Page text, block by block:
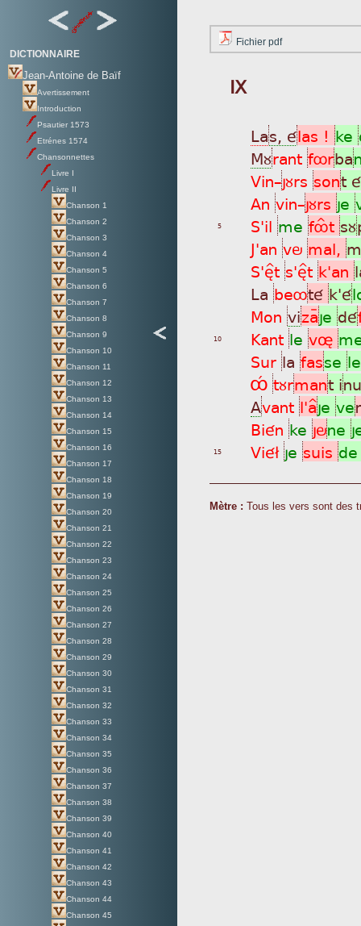
DICTIONNAIRE
Jean-Antoine de Baïf
Avertissement
Introduction
Psautier 1573
Etrénes 1574
Chansonnettes
Livre I
Livre II
Chanson 1
Chanson 2
Chanson 3
Chanson 4
Chanson 5
Chanson 6
Chanson 7
Chanson 8
Chanson 9
Chanson 10
Chanson 11
Chanson 12
Chanson 13
Chanson 14
Chanson 15
Chanson 16
Chanson 17
Chanson 18
Chanson 19
Chanson 20
Chanson 21
Chanson 22
Chanson 23
Chanson 24
Chanson 25
Chanson 26
Chanson 27
Chanson 28
Chanson 29
Chanson 30
Chanson 31
Chanson 32
Chanson 33
Chanson 34
Chanson 35
Chanson 36
Chanson 37
Chanson 38
Chanson 39
Chanson 40
Chanson 41
Chanson 42
Chanson 43
Chanson 44
Chanson 45
Fichier pdf
IX
Las, élas ! ke
Mùrant fôrba
Vin_jùrs sont é
An vin_jùrs je
5 S'il me fôÎt sù
J'an vö mal,
S'è^t s'è^t k'an
La beôté k'é
Mon vizaÿje dé
10 Kant le vø
Sur la fasse
ÔÊ tùrmant inu
Avant l'a^je ve
Bién ke jöne
15 Vié£ je suis
Mètre : Tous les vers sont des